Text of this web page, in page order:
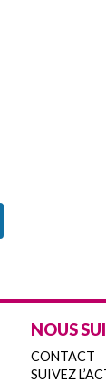
NOUS
CONTACT
SUIVEZ